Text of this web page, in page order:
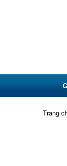
Trang